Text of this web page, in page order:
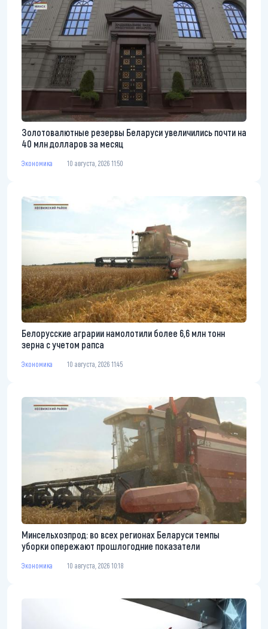
Золотовалютные резервы Беларуси увеличились почти на
40 млн долларов за месяц
Экономика 10 августа, 2026 11:50
Белорусские аграрии намолотили более 6,6 млн тонн
зерна с учетом рапса
Экономика 10 августа, 2026 11:45
Минсельхозпрод: во всех регионах Беларуси темпы
уборки опережают прошлогодние показатели
Экономика 10 августа, 2026 10:18